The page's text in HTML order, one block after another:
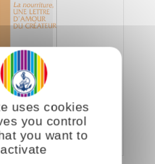
aurons appris à manger
saurons déchiffrer tout ce
dit à travers la nourriture.
5.00CHF Ajouter
uses cookies
you control
you want to
activate